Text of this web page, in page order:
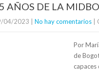
AÑOS DE LA
04/2023 No hay comentarios
Por
de